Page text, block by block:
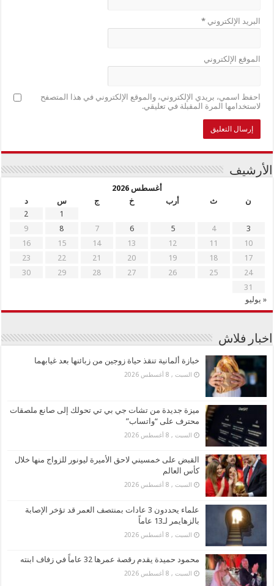
البريد الإلكتروني*
الموقع الإلكتروني
احفظ اسمي، بريدي الإلكتروني، والموقع الإلكتروني في هذا المتصفح
لاستخدامها المرة المقبلة في تعليقي.
الأرشيف
أغسطس 2026
ن
ث أرب خ ج س
د
1
2
3
4
5
6
7
8
9
10
11
12
13
14
15
16
17
18
19
20
21
22
23
24
25
26
27
28
29
30
31
« يوليو
اخبار فلاش
خبازة ألمانية تنقذ حياة زوجين من زبائنها بعد غيابهما
السبت , 8 أغسطس 2026
ميزة جديدة من تشات جي بي تي تحولك إلى صانع ملصقات
محترف على “واتساب”
السبت , 8 أغسطس 2026
القبض على خمسيني لاحق الأميرة ليونور للزواج منها خلال
كأس العالم
السبت , 8 أغسطس 2026
علماء يحددون 3 عادات بمنتصف العمر قد تؤخر الإصابة
بالزهايمر لـ13 عاماً
السبت , 8 أغسطس 2026
محمود حميدة يقدم رقصة عمرها 32 عاماً في زفاف ابنته
السبت , 8 أغسطس 2026